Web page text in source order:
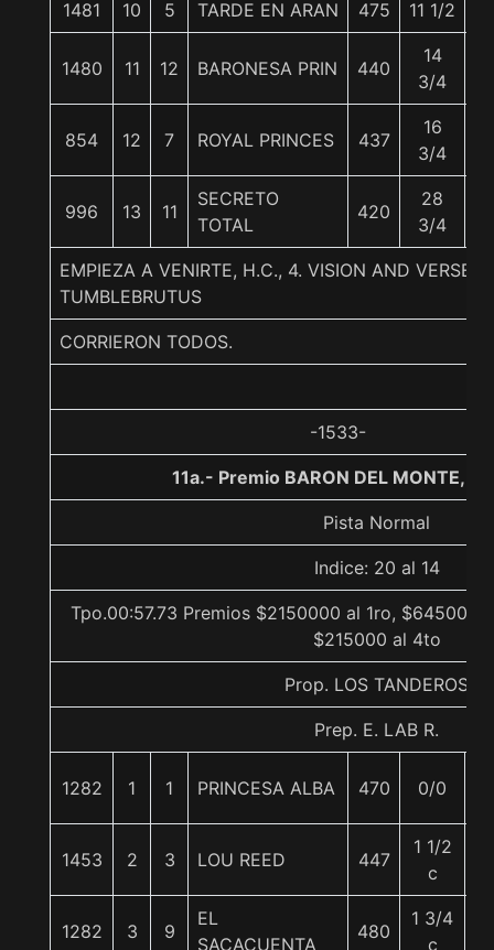
1481 10 5 TARDE EN ARAN 475 11 1/2
1480 11 12 BARONESA PRIN 440
14
3/4
854 12 7 ROYAL PRINCES 437
16
3/4
996 13 11
SECRETO
TOTAL
420
28
3/4
EMPIEZA A VENIRTE, H.C., 4. VISION AND VERSE-
TUMBLEBRUTUS
CORRIERON TODOS.
-1533-
11a.- Premio BARON DEL MONTE,
Pista Normal
Indice: 20 al 14
Tpo.00:57.73 Premios $2150000 al 1ro, $645000
$215000 al 4to
Prop. LOS TANDEROS
Prep. E. LAB R.
1282 1 1 PRINCESA ALBA 470 0/0
1453 2 3 LOU REED 447
1 1/2
c
1282 3 9
EL
SACACUENTA
480
1 3/4
c